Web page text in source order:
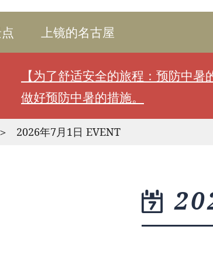
上镜的名古屋
【为了舒适安全的旅程：预防中
做好预防中暑的措施。
2026年7月1日 EVENT